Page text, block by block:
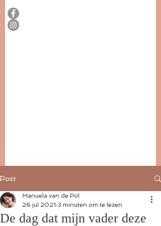
Post
De dag dat mijn vader deze
Manuela van de Pol
26 jul 2021 3 minuten om te lezen